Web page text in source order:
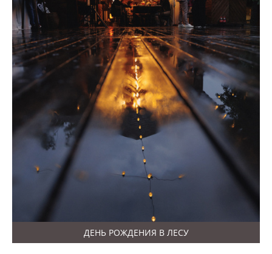
ДЕНЬ РОЖДЕНИЯ В ЛЕСУ